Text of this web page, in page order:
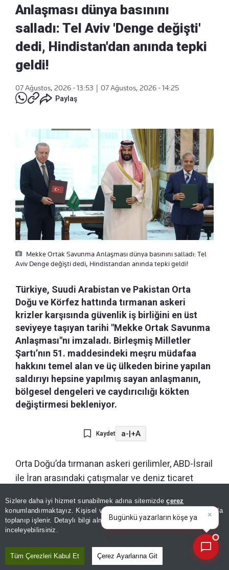
Sizlere daha iyi hizmet sunabilmek adına sitemizdeçerez
konumlandırmaktayız. Kişisel verileriniz, KVKK ve GDPR kapsamında
toplanıp işlenir. Detaylı bilgi almak içinAydınlatma Metnimizi
inceleyebilirsiniz.
Tüm Çerezleri Kabul Et Çerez Ayarlarına Git
Anlaşması dünya basınını
salladı: Tel Aviv 'Denge değişti'
dedi, Hindistan'dan anında tepki
geldi!
07 Ağustos, 2026 - 13:53
07 Ağustos, 2026 - 14:25
Paylaş
Mekke Ortak Savunma Anlaşması dünya basınını salladı: Tel
Aviv Denge değişti dedi, Hindistandan anında tepki geldi!
Türkiye, Suudi Arabistan ve Pakistan Orta
Doğu ve Körfez hattında tırmanan askeri
krizler karşısında güvenlik iş birliğini en üst
seviyeye taşıyan tarihi "Mekke Ortak Savunma
Anlaşması"nı imzaladı. Birleşmiş Milletler
Şartı’nın 51. maddesindeki meşru müdafaa
hakkını temel alan ve üç ülkeden birine yapılan
saldırıyı hepsine yapılmış sayan anlaşmanın,
bölgesel dengeleri ve caydırıcılığı kökten
değiştirmesi bekleniyor.
Kaydet a-|+A
Orta Doğu’da tırmanan askeri gerilimler, ABD-İsrail
ile İran arasındaki çatışmalar ve deniz ticaret
güçler tarihi bir ittifaka imza attı. Suudi Arabistan
Veliaht Prensi Muhammed bin Selman, Türkiye
Cumhurbaşkanı Recep Tayyip Erdoğan ve
Pakistan Başbakanı Şehbaz Şerif, Cidde’de bir
araya gelmek suretiyle üçlü ortak savunma paktı
×
Bugünkü yazarların köşe
yazılarını özetleyin!